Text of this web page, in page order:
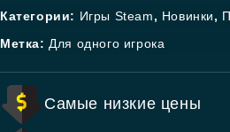
Категории: Игры Steam, Новинки,
Метка: Для одного игрока
Самые низкие цены